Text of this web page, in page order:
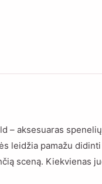
– aksesuaras
leidžia pamažu
sceną. Kiekvienas